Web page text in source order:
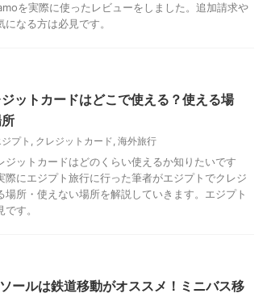
を実際に使ったレビューをしました。追加請求や
なる方は必見です。
ットカードはどこで使える？使える場
プト , クレジットカード, 海外旅行
ジットカードはどのくらい使えるか知りたいです
際にエジプト旅行に行った筆者がエジプトでクレジ
場所・使えない場所を解説していきます。エジプト
す。
ールは鉄道移動がオススメ！ミニバス移